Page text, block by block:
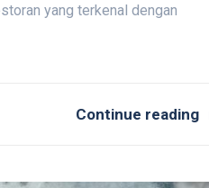
yang terkenal dengan
Continue reading